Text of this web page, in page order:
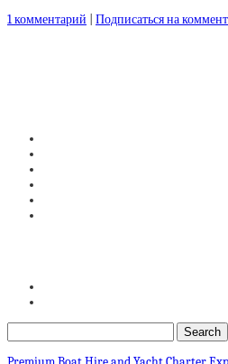
1 комментарий
Подписаться на